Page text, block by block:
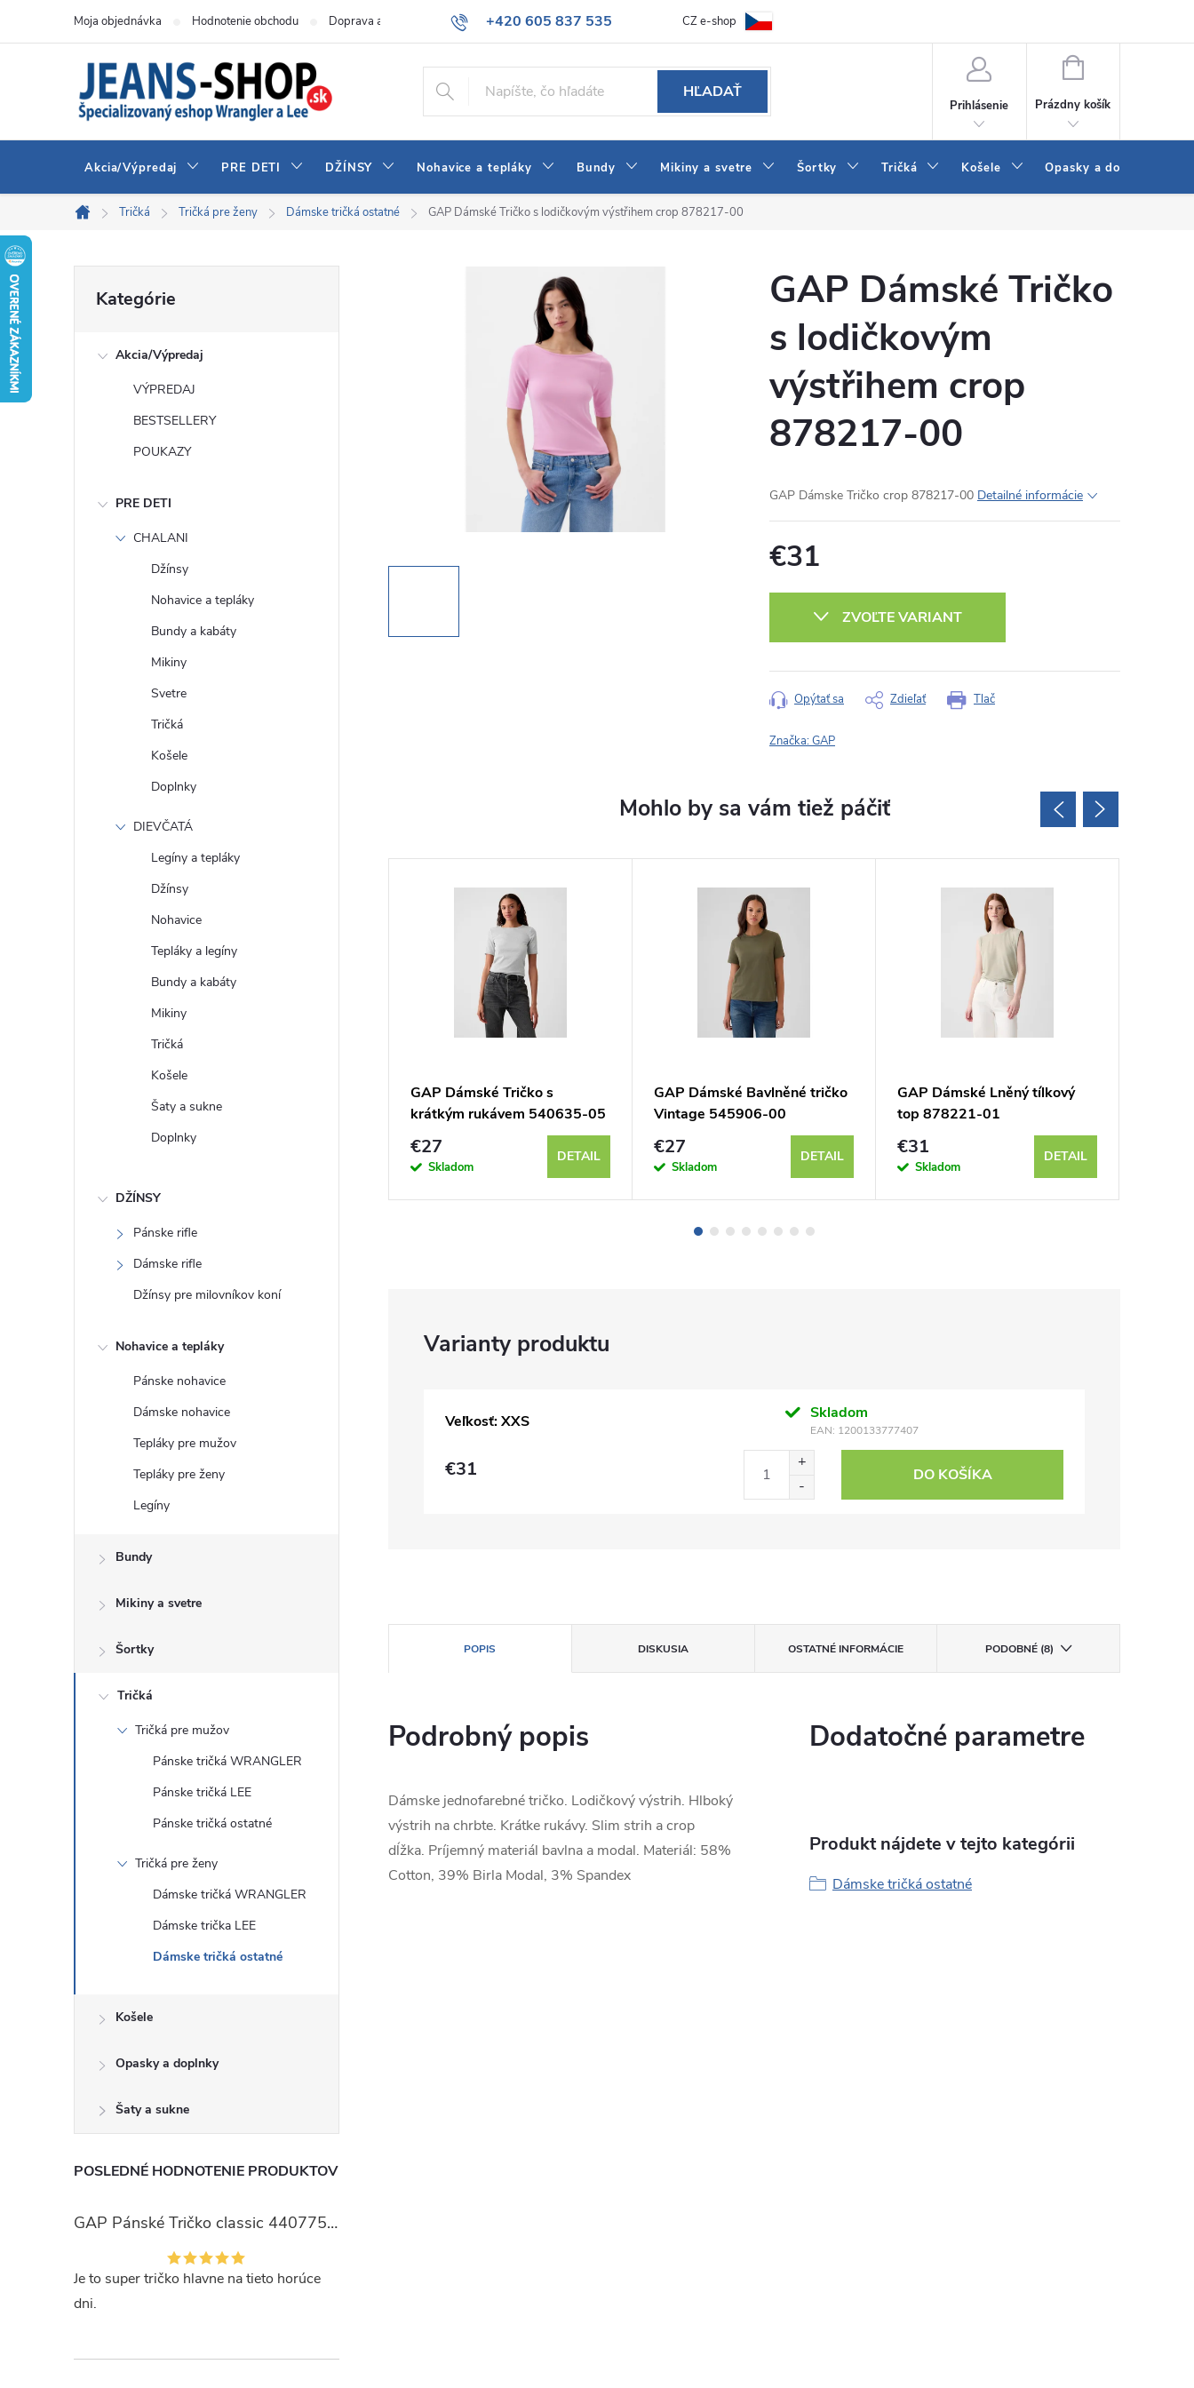
+420 605 837 535
info@jeans-shop.sk
Moja objednávka Hodnotenie obchodu Doprava a platba Všeobecné obchodné podmienky Ako vybrať džínsy Wrangler a LEE
CZ e-shop
HĽADAŤ
Prihlásenie
NÁKUPNÝ
Prázdny košík
Akcia/Výpredaj PRE DETI DŽÍNSY Nohavice a tepláky Bundy Mikiny a svetre Šortky Tričká Košele Opasky a doplnky
Domov
Tričká Tričká pre ženy Dámske tričká ostatné GAP Dámské Tričko s lodičkovým výstřihem crop 878217-00
kategórie
Kategórie
Akcia/Výpredaj
VÝPREDAJ
BESTSELLERY
POUKAZY
PRE DETI
CHALANI
Džínsy
Nohavice a tepláky
Bundy a kabáty
Mikiny
Svetre
Tričká
Košele
Doplnky
DIEVČATÁ
Legíny a tepláky
Džínsy
Nohavice
Tepláky a legíny
Bundy a kabáty
Mikiny
Tričká
Košele
Šaty a sukne
Doplnky
DŽÍNSY
Pánske rifle
Dámske rifle
Džínsy pre milovníkov koní
Nohavice a tepláky
Pánske nohavice
Dámske nohavice
Tepláky pre mužov
Tepláky pre ženy
Legíny
Bundy
Mikiny a svetre
Šortky
Tričká
Tričká pre mužov
Pánske tričká WRANGLER
Pánske tričká LEE
Pánske tričká ostatné
Tričká pre ženy
Dámske tričká WRANGLER
Dámske trička LEE
Dámske tričká ostatné
Košele
Opasky a doplnky
Šaty a sukne
POSLEDNÉ HODNOTENIE PRODUKTOV
GAP Pánské Tričko classic 440775-00
Je to super tričko hlavne na tieto horúce
dni.
GAP Dámské Tričko
s lodičkovým
výstřihem crop
878217-00
GAP Dámske Tričko crop 878217-00 Detailné informácie
€31
ZVOĽTE VARIANT
Tlač
Opýtať sa Zdieľať
Značka:GAP
Veľkosť: XXS Skladom
EAN: 1200133777407
€31 DO KOŠÍKA
POPIS DISKUSIA OSTATNÉ INFORMÁCIE PODOBNÉ (8)
Podrobný popis
Dámske jednofarebné tričko. Lodičkový výstrih. Hlboký
výstrih na chrbte. Krátke rukávy. Slim strih a crop
dĺžka. Príjemný materiál bavlna a modal. Materiál: 58%
Cotton, 39% Birla Modal, 3% Spandex
Dodatočné parametre
Produkt nájdete v tejto kategórii
Dámske tričká ostatné
krátkým rukávem 679172-00
€31
GAP Dámské Tričko s
krátkým rukávem 540635-05
€27
Skladom
DETAIL
GAP Dámské Bavlněné tričko
Vintage 545906-00
€27
Skladom
DETAIL
GAP Dámské Lněný tílkový
top 878221-01
€31
Skladom
DETAIL